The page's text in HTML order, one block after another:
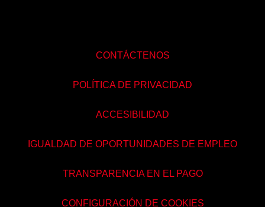
CONTÁCTENOS
POLÍTICA DE PRIVACIDAD
ACCESIBILIDAD
IGUALDAD DE OPORTUNIDADES DE EMPLEO
TRANSPARENCIA EN EL PAGO
CONFIGURACIÓN DE COOKIES